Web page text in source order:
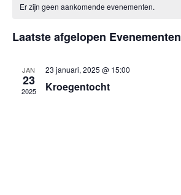
datum.
van
Evenementen
Er zijn geen aankomende evenementen.
Laatste afgelopen Evenementen
JAN
23
2025
23 januari, 2025 @ 15:00
Kroegentocht